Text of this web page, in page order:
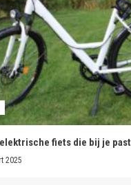
fiets die bij je past
2025